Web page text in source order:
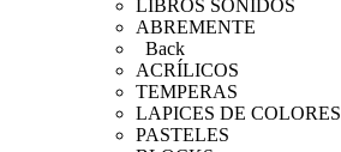
LIBROS SONIDOS
ABREMENTE
Back
ACRÍLICOS
TEMPERAS
LAPICES DE COLORES
PASTELES